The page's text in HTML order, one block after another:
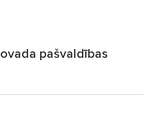
pašvaldības